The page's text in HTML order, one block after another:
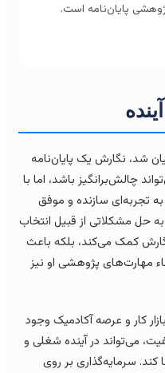
است.
نگارش یک پایان‌نامه
باشد، اما با
سازنده و موفق
از قبیل انتخاب
می‌کند، بلکه باعث
پژوهشی او نیز
و عرصه آکادمیک وجود
در آینده شغلی و
بر روی